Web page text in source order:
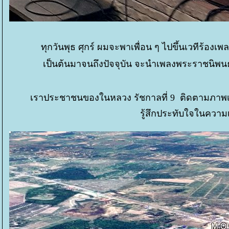
ทุกวันพุธ ศุกร์ ผมจะพาเพื่อน ๆ ไปขึ้นเวทีร้องเ
เป็นต้นมาจนถึงปัจจุบัน จะนำเพลงพระราชนิพ
เราประชาชนของในหลวง รัชกาลที่ 9 ติดตามภาพ
รู้สึกประทับใจในควา